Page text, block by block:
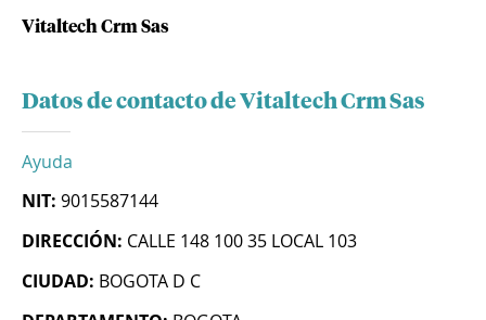
Vitaltech Crm Sas
Datos de contacto de Vitaltech Crm Sas
Ayuda
NIT: 9015587144
DIRECCIÓN: CALLE 148 100 35 LOCAL 103
CIUDAD: BOGOTA D C